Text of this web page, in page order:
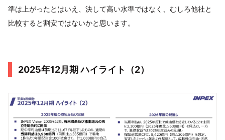
準は上がったとはいえ、決して高い水準ではなく、むしろ他社と
比較すると割安ではないかと思います。
2025年12月期 ハイライト（2）